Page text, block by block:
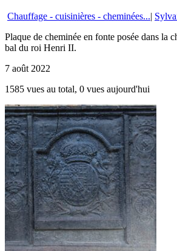
Chauffage - cuisinières - cheminées...|
Plaque de cheminée en fonte posée dans la
bal du roi Henri II.
7 août 2022
1585 vues au total, 0 vues aujourd'hui